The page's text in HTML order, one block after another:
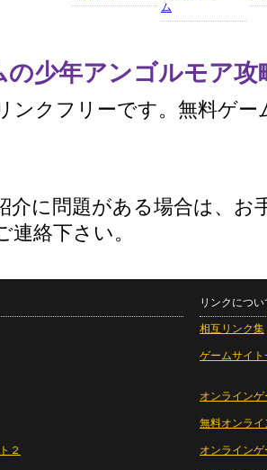
ム
の少年アンゴルモア
ンクフリーです。無料ゲー
介に問題がある場合は、お
連絡下さい。
２
リンクについ
相互リンク集
ゲームサイト
オンラインゲ
無料オンライ
オンライン